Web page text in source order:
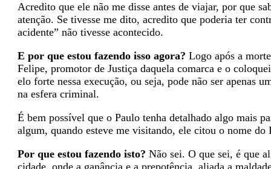
Acredito que ele não me disse antes de viajar, por que
atenção. Se tivesse me dito, acredito que poderia ter
acidente” não tivesse acontecido.
E por que estou fazendo isso agora? Logo após a
Felipe, promotor de Justiça daquela comarca e o
elo forte nessa execução, ou seja, pode não ser apenas
na esfera criminal.
É bem possível que o Paulo tenha detalhado algo mais
algum, quando esteve me visitando, ele citou o nome
Por que estou fazendo isto? Não sei. O que sei, é que
cidade, onde a ganância e a prepotência, aliada a